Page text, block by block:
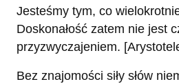
Jesteśmy tym, co
Doskonałość zatem nie jest
przyzwyczajeniem.
Bez znajomości siły słów